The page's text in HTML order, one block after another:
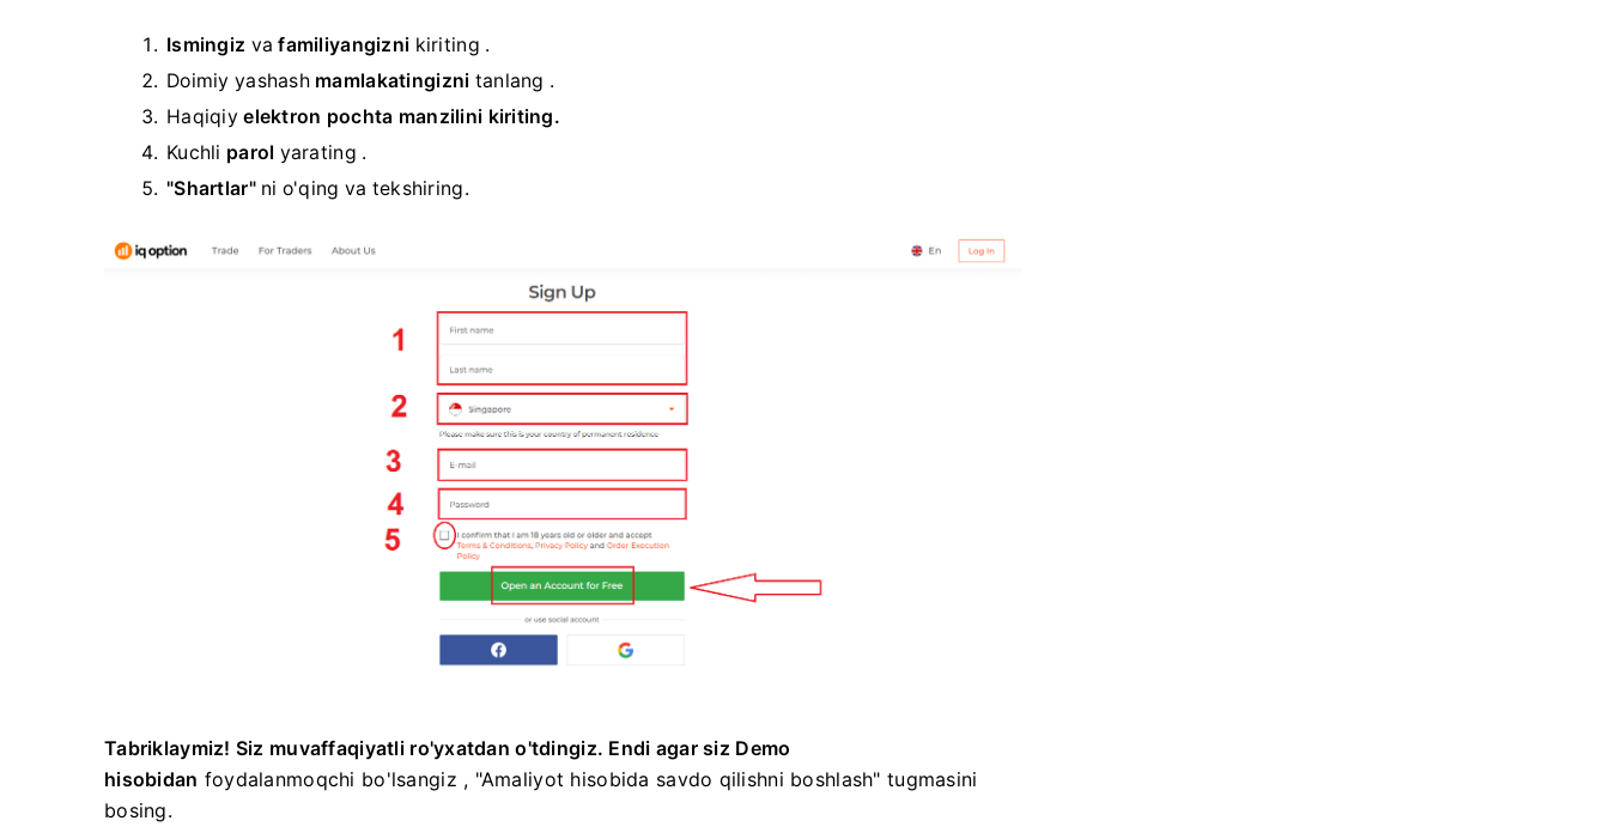
Ismingiz vafamiliyangizni kiriting .
Doimiy yashash mamlakatingizni tanlang .
Haqiqiyelektron pochta manzilini kiriting.
Kuchli parol yarating .
"Shartlar"ni o'qing va tekshiring.
Tabriklaymiz! Siz muvaffaqiyatli ro'yxatdan o'tdingiz. Endi agar siz Demo
hisobidan foydalanmoqchi bo'lsangiz , "Amaliyot hisobida savdo qilishni boshlash" tugmasini
bosing.